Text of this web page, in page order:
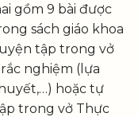
gồm 9 bài được
sách giáo khoa
tập trong vở
nghiệm (lựa
hoặc tự
trong vở Thực